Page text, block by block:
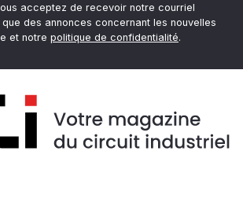
acceptez de recevoir notre courriel
des annonces concernant les nouvelles
et notre politique de confidentialité.